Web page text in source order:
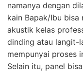
namanya dengan
kain Bapak/Ibu
akustik kelas
dinding atau langit-
mempunyai proses
Selain itu, panel